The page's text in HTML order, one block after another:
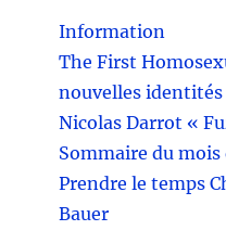
Information
The First
nouvelles
Nicolas Darrot «
Sommaire du
Prendre le temps
Bauer